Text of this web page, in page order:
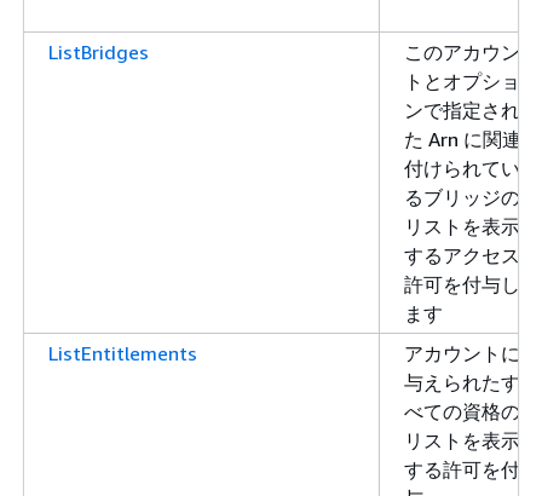
ListBridges
このアカウン
トとオプショ
ンで指定され
た Arn に関連
付けられてい
るブリッジの
リストを表示
するアクセス
許可を付与し
ます
ListEntitlements
アカウントに
与えられたす
べての資格の
リストを表示
する許可を付